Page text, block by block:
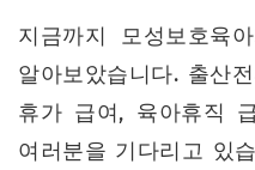
지금까지 모성보호육
알아보았습니다. 출산
휴가 급여, 육아휴직
여러분을 기다리고 있